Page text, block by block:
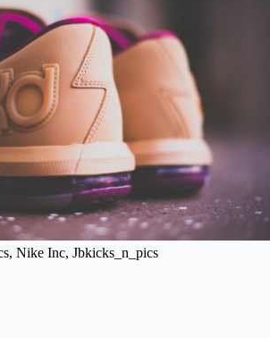
Nike Inc, Jbkicks_n_pics